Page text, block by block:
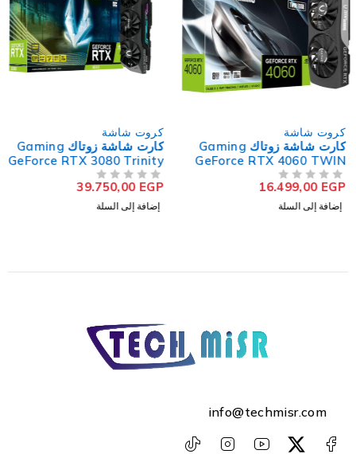
كروت شاشة
كارت شاشة زوتاك Gaming
GeForce RTX 4060 TWIN
EDGE 8GB GDDR6
16.499,00EGP
إضافة إلى السلة
كروت شاشة
كارت شاشة زوتاك Gaming
GeForce RTX 3080 Trinity
OC LHR 10GB GDDR6X
39.750,00EGP
إضافة إلى السلة
info@techmisr.com